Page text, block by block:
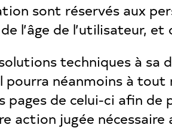
sont réservés aux
l’âge de l’utilisateur,
techniques à sa
pourra néanmoins à
pages de celui-ci afin
action jugée